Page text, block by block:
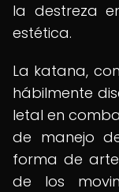
la destreza
estética.
La katana,
hábilmente
letal en
de manejo
forma de
de los